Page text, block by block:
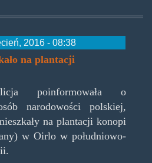
2016 - 08:38
na plantacji
poinformowała o
narodowości polskiej,
na plantacji konopi
w Oirlo w południowo-